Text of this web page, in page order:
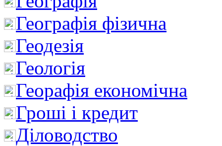
Географія фізична
Геодезія
Геологія
Георафія економічна
Гроші і кредит
Діловодство